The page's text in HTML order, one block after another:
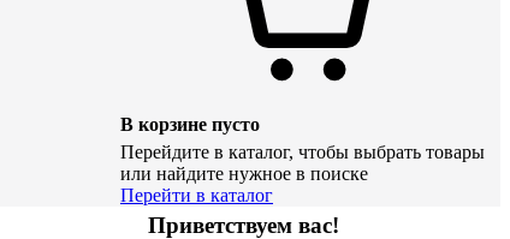
В корзине пусто
Перейдите в каталог, чтобы выбрать товары
или найдите нужное в поиске
Перейти в каталог
Приветствуем вас!